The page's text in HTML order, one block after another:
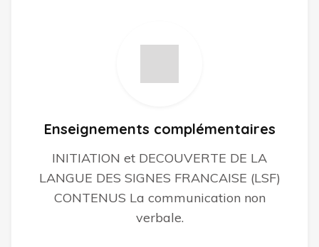
Enseignements complémentaires
INITIATION et DECOUVERTE DE LA
LANGUE DES SIGNES FRANCAISE (LSF)
CONTENUS La communication non
verbale.